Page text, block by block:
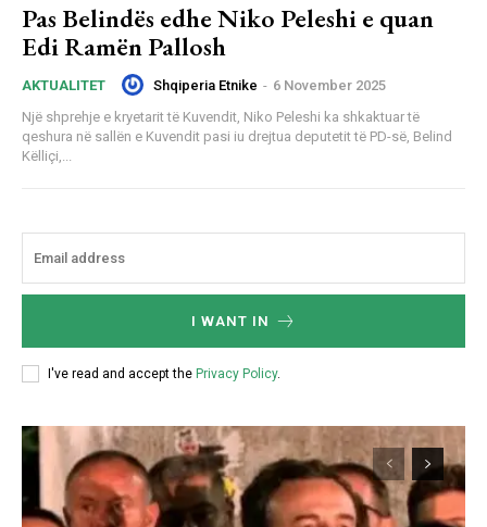
Pas Belindës edhe Niko Peleshi e quan
Edi Ramën Pallosh
AKTUALITET Shqiperia Etnike - 6 November 2025
Një shprehje e kryetarit të Kuvendit, Niko Peleshi ka shkaktuar të
qeshura në sallën e Kuvendit pasi iu drejtua deputetit të PD-së, Belind
Këlliçi,...
I WANT IN
I've read and accept the Privacy Policy.